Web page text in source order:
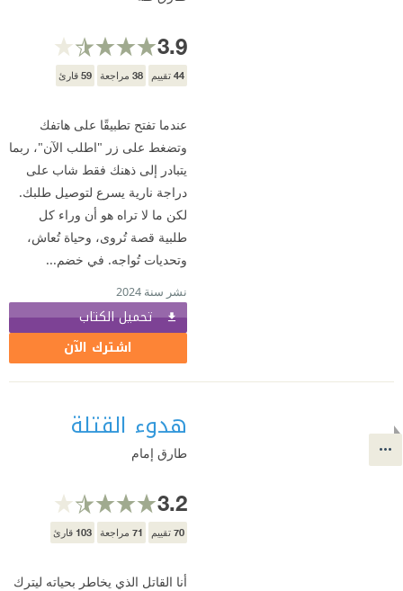
3.9
44 تقييم 38 مراجعة 59 قارئ
عندما تفتح تطبيقًا على هاتفك
وتضغط على زر "اطلب الآن"، ربما
يتبادر إلى ذهنك فقط شاب على
دراجة نارية يسرع لتوصيل طلبك.
لكن ما لا تراه هو أن وراء كل
طلبية قصة تُروى، وحياة تُعاش،
وتحديات تُواجه. في خضم...
نشر سنة 2024
تحميل الكتاب
اشترك الآن
هدوء القتلة
طارق إمام
3.2
70 تقييم 71 مراجعة 103 قارئ
أنا القاتل الذي يخاطر بحياته ليترك